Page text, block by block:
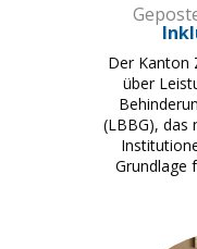
Der Kanton
über
(LBBG), das
Grundlage